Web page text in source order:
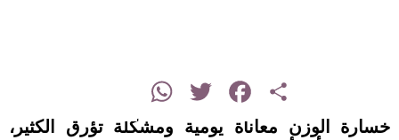
Share
Facebook
Twitter
WhatsApp
خسارة الوزن معاناة يومية ومشكلة تؤرق الكثير،